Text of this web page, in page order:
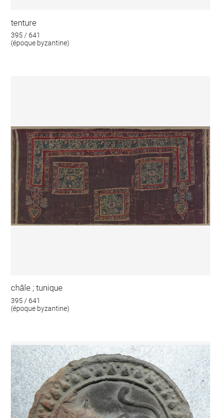
tenture
395 / 641
(époque byzantine)
châle ; tunique
395 / 641
(époque byzantine)